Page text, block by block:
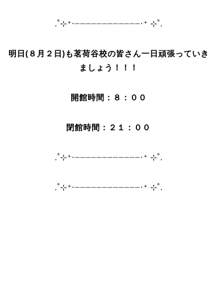
.˚⊹⁺‧┈┈┈┈┈┈┈┈┈┈┈┈‧⁺ ⊹˚.
明日(８月２日)も茗荷谷校の皆さん一日 頑張っていき
ましょう！！！
開館時間：８：００
閉館時間：２１：００
.˚⊹⁺‧┈┈┈┈┈┈┈┈┈┈┈┈‧⁺ ⊹˚.
.˚⊹⁺‧┈┈┈┈┈┈┈┈┈┈┈┈‧⁺ ⊹˚.